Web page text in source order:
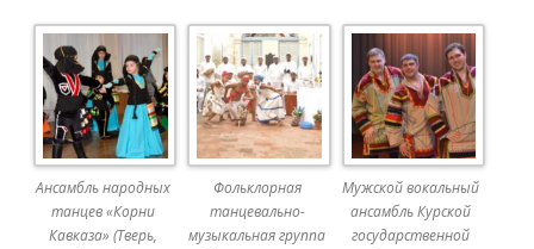
Ансамбль народных
танцев «Корни
Кавказа» (Тверь,
Фольклорная
танцевально-
музыкальная группа
Мужской вокальный
ансамбль Курской
государственной